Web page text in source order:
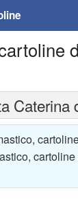
Caterina